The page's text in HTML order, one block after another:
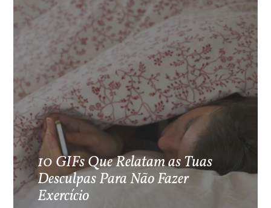
10 GIFs Que Relatam as Tuas
Desculpas Para Não Fazer
Exercício